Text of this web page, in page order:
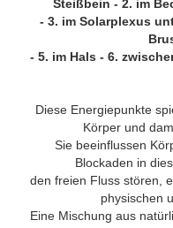
Steißbein - 2. im
- 3. im Solarplexus
- 5. im Hals - 6.
Diese Energiepunkte
Körper und
Sie beeinflussen
Blockaden in
den freien Fluss stören,
physischen
Eine Mischung aus